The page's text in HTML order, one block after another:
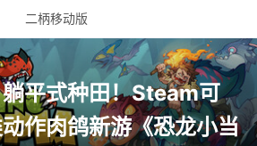
二柄移动版
平式种田！Steam可
作肉鸽新游《恐龙小当